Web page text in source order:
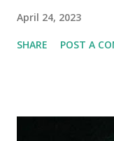
April 24, 2023
SHARE POST A